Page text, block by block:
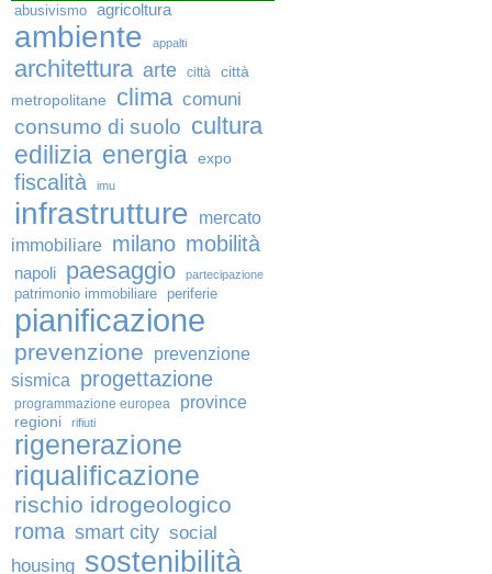
abusivismo agricoltura
ambiente appalti
architettura arte città
città
metropolitane
clima comuni
consumo di suolo cultura
edilizia energia expo
fiscalità imu
infrastrutture
mercato
immobiliare milano mobilità
napoli paesaggio partecipazione
patrimonio immobiliare periferie
pianificazione
prevenzione
prevenzione
sismica
progettazione
programmazione europea province
regioni rifiuti
rigenerazione
riqualificazione
rischio idrogeologico
roma smart city social
housing sostenibilità